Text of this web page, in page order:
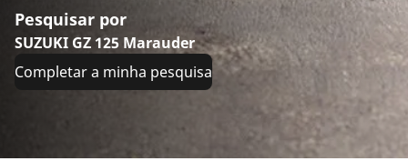
Pesquisar por
SUZUKI GZ 125 Marauder
Completar a minha pesquisa